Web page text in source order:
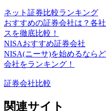
ネット証券比較ランキング
おすすめの証券会社は？各
スを徹底比較！
NISAおすすめ証券会社
NISA(ニーサ)を始めるなら
会社をランキング！
証券会社比較
関連サイト